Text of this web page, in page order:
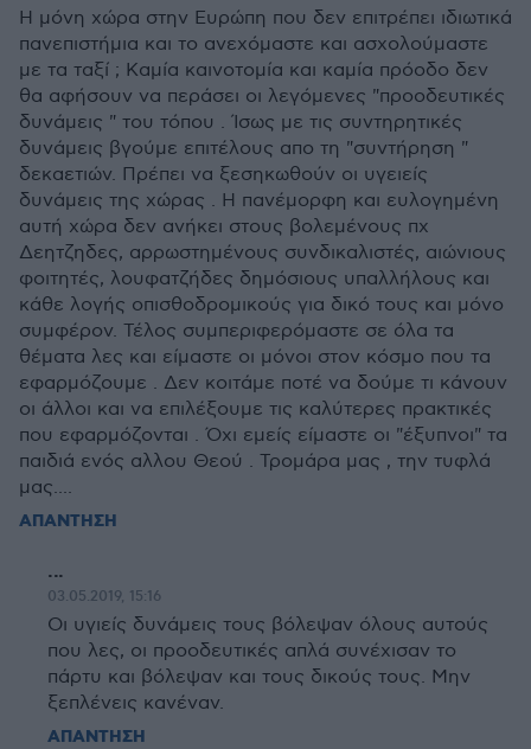
Η μόνη χώρα στην Ευρώπη που δεν επιτρέπει ιδιωτικά
πανεπιστήμια και το ανεχόμαστε και ασχολούμαστε
με τα ταξί ; Καμία καινοτομία και καμία πρόοδο δεν
θα αφήσουν να περάσει οι λεγόμενες "προοδευτικές
δυνάμεις " του τόπου . Ίσως με τις συντηρητικές
δυνάμεις βγούμε επιτέλους απο τη "συντήρηση "
δεκαετιών. Πρέπει να ξεσηκωθούν οι υγειείς
δυνάμεις της χώρας . Η πανέμορφη και ευλογημένη
αυτή χώρα δεν ανήκει στους βολεμένους πχ
Δεητζηδες, αρρωστημένους συνδικαλιστές, αιώνιους
φοιτητές, λουφατζήδες δημόσιους υπαλλήλους και
κάθε λογής οπισθοδρομικούς για δικό τους και μόνο
συμφέρον. Τέλος συμπεριφερόμαστε σε όλα τα
θέματα λες και είμαστε οι μόνοι στον κόσμο που τα
εφαρμόζουμε . Δεν κοιτάμε ποτέ να δούμε τι κάνουν
οι άλλοι και να επιλέξουμε τις καλύτερες πρακτικές
που εφαρμόζονται . Όχι εμείς είμαστε οι "έξυπνοι" τα
παιδιά ενός αλλου Θεού . Τρομάρα μας , την τυφλά
μας....
ΑΠΑΝΤΗΣΗ
...
03.05.2019, 15:16
Οι υγιείς δυνάμεις τους βόλεψαν όλους αυτούς
που λες, οι προοδευτικές απλά συνέχισαν το
πάρτυ και βόλεψαν και τους δικούς τους. Μην
ξεπλένεις κανέναν.
ΑΠΑΝΤΗΣΗ